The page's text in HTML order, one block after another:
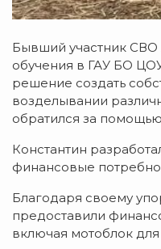
Бывший участник СВО
обучения в ГАУ БО
решение создать
возделывании
обратился за
Константин
финансовые
Благодаря своему
предоставили
включая мотоблок